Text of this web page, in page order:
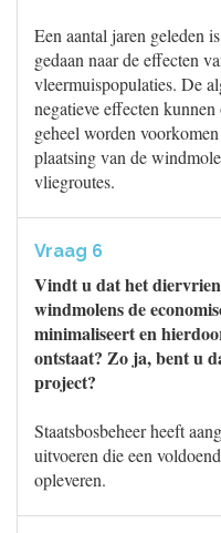
Een aantal jaren geleden
gedaan naar de effecten
vleermuispopulaties. De
negatieve effecten
geheel worden
plaatsing van de
vliegroutes.
Vraag 6
Vindt u dat het
windmolens de
minimaliseert en
ontstaat? Zo ja, bent u
project?
Staatsbosbeheer heeft
uitvoeren die een
opleveren.